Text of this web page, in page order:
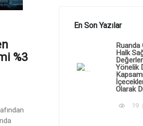
%3
En Son Yazılar
Ruanda
Halk
Yönelik
Olarak
19